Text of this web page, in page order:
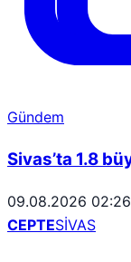
Gündem
Sivas’ta 1.8
09.08.2026 02:26
CEPTESİVAS